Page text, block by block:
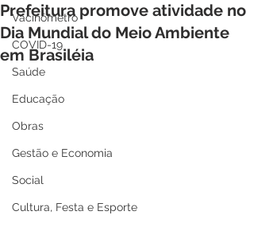
Vacinômetro
COVID-19
Saúde
Educação
Obras
Gestão e Economia
Social
Cultura, Festa e Esporte
Prefeitura promove atividade no
Dia Mundial do Meio Ambiente
em Brasiléia